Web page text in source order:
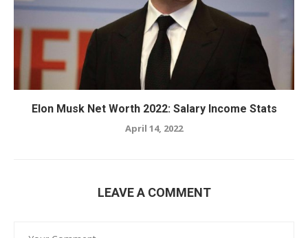
Elon Musk Net Worth 2022: Salary Income Stats
April 14, 2022
LEAVE A COMMENT